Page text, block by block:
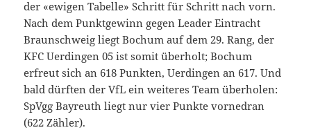
der «ewigen Tabelle» Schritt für Schritt nach vorn.
Nach dem Punktgewinn gegen Leader Eintracht
Braunschweig liegt Bochum auf dem 29. Rang, der
KFC Uerdingen 05 ist somit überholt; Bochum
erfreut sich an 618 Punkten, Uerdingen an 617. Und
bald dürften der VfL ein weiteres Team überholen:
SpVgg Bayreuth liegt nur vier Punkte vornedran
(622 Zähler).